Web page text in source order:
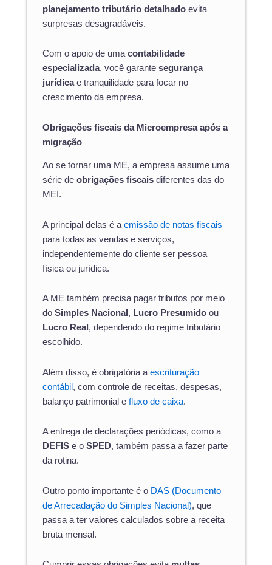
planejamento tributário detalhado evita
surpresas desagradáveis.
Com o apoio de uma contabilidade
especializada, você garante segurança
jurídicae tranquilidade para focar no
crescimento da empresa.
Obrigações fiscais da Microempresa após a
migração
Ao se tornar uma ME, a empresa assume uma
série de obrigações fiscais diferentes das do
MEI.
A principal delas é a emissão de notas fiscais
para todas as vendas e serviços,
independentemente do cliente ser pessoa
física ou jurídica.
A ME também precisa pagar tributos por meio
do Simples Nacional , Lucro Presumido ou
Lucro Real , dependendo do regime tributário
escolhido.
Além disso, é obrigatória a escrituração
contábil , com controle de receitas, despesas,
balanço patrimonial e fluxo de caixa.
A entrega de declarações periódicas, como a
DEFIS e o SPED, também passa a fazer parte
da rotina.
Outro ponto importante é o DAS (Documento
de Arrecadação do Simples Nacional), que
passa a ter valores calculados sobre a receita
bruta mensal.